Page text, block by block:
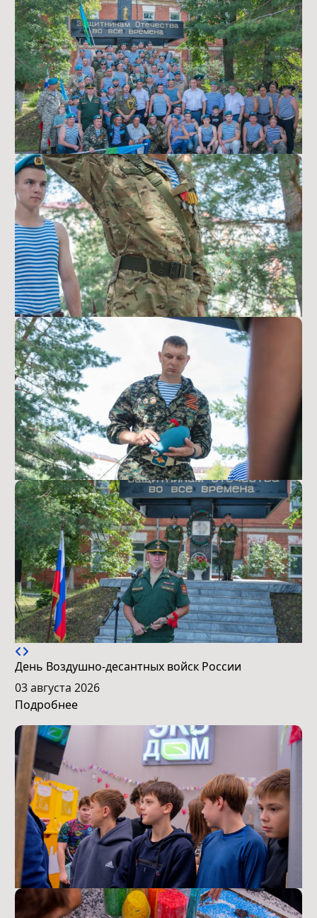
День Воздушно-десантных войск России
03 августа 2026
Подробнее